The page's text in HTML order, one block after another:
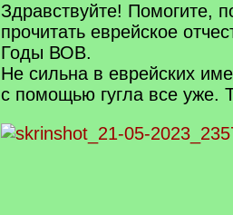
Здравствуйте! Помогите,
прочитать еврейское
Годы ВОВ.
Не сильна в еврейских
с помощью гугла все уже.